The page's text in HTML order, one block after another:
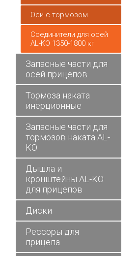
Оси с тормозом
Соединители для осей
AL-KO 1350-1800 кг
Запасные части для
осей прицепов
Тормоза наката
инерционные
Запасные части для
тормозов наката AL-
KO
Дышла и
кронштейны AL-KO
для прицепов
Диски
Рессоры для
прицепа